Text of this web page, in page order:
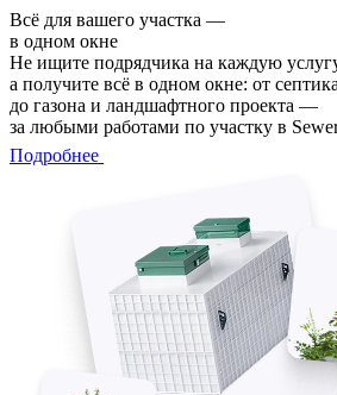
Всё для вашего участка —
в одном окне
Не ищите подрядчика на каждую
а получите всё в одном окне: от септика
до газона и ландшафтного проекта —
за любыми работами по участку в
Подробнее